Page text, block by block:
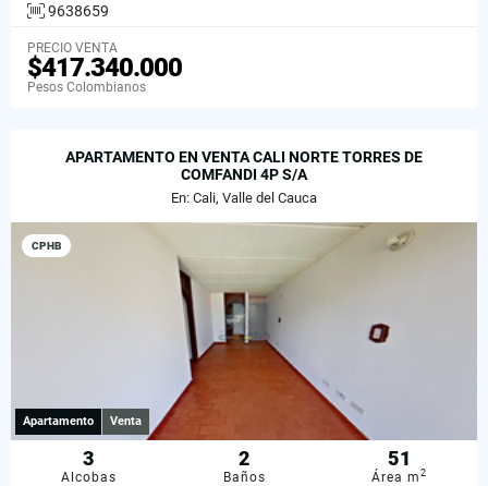
9638659
PRECIO VENTA
$417.340.000
Pesos Colombianos
APARTAMENTO EN VENTA CALI NORTE TORRES DE
COMFANDI 4P S/A
En: Cali, Valle del Cauca
CPHB
Apartamento Venta
3
Alcobas
2
Baños
51
Área m2